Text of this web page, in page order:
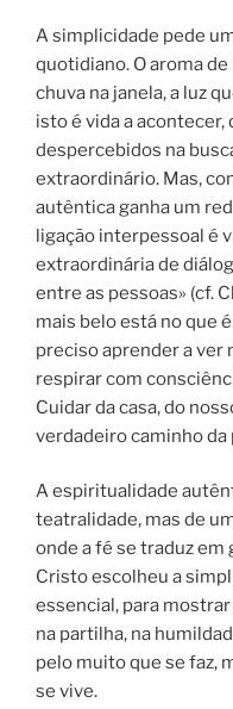
A simplicidade pede
quotidiano. O aroma
chuva na janela, a luz
isto é vida a acontecer,
despercebidos na
extraordinário. Mas,
autêntica ganha um
ligação interpessoal é
extraordinária de
entre as pessoas» (cf.
mais belo está no que
preciso aprender a ver
respirar com
Cuidar da casa, do
verdadeiro caminho
A espiritualidade
teatralidade, mas de
onde a fé se traduz
Cristo escolheu a
essencial, para
na partilha, na
pelo muito que se faz,
se vive.